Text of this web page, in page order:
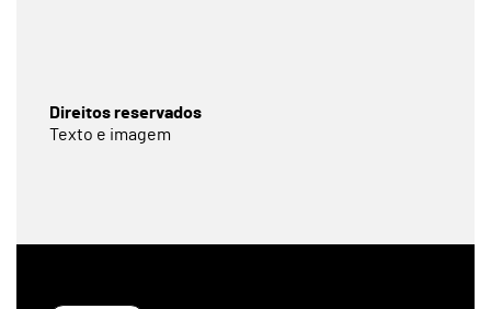
Direitos reservados
Texto e imagem